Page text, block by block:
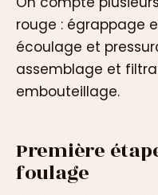
rouge : égrappage
écoulage et
assemblage et
embouteillage.
Première
foulage